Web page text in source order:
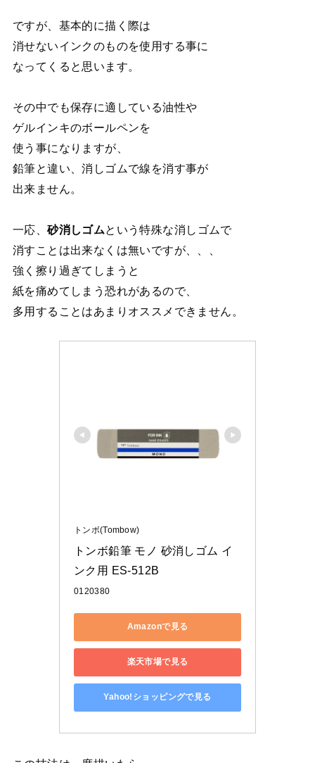
ですが、基本的に描く際は
消せないインクのものを使用する事に
なってくると思います。
その中でも保存に適している油性や
ゲルインキのボールペンを
使う事になりますが、
鉛筆と違い、消しゴムで線を消す事が
出来ません。
一応、砂消しゴムという特殊な消しゴムで
消すことは出来なくは無いですが、、、
強く擦り過ぎてしまうと
紙を痛めてしまう恐れがあるので、
多用することはあまりオススメできません。
トンボ(Tombow)
トンボ鉛筆 モノ 砂消しゴム イ
ンク用 ES-512B
0120380
Amazonで見る
楽天市場で見る
Yahoo!ショッピングで見る